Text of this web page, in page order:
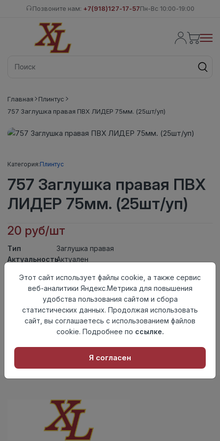
Позвоните нам: +7(918)127-17-57Пн-Вс 10:00-19:00
Главная
Плинтус
757 Заглушка правая ПВХ ЛИДЕР 75мм. (25шт/уп)
Категория:Плинтус
757 Заглушка правая ПВХ
ЛИДЕР 75мм. (25шт/уп)
20 руб/шт
Тип
Заглушка правая
АктуальностьАктуален
Осталось9 шт
Добавить в корзину
Внимание! Внешний вид товара может отличаться от
представленного на настоящем сайте. Проверяйте
Этот сайт использует файлы cookie, а также сервис
веб-аналитики Яндекс.Метрика для повышения
удобства пользования сайтом и сбора
статистических данных. Продолжая использовать
сайт, вы соглашаетесь с использованием файлов
cookie. Подробнее по ссылке.
Я согласен